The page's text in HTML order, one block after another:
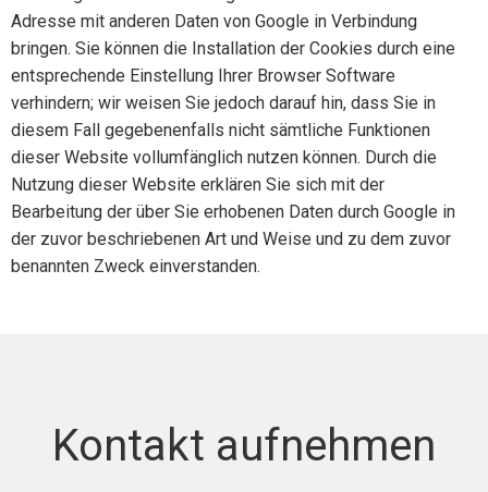
Adresse mit anderen Daten von Google in Verbindung
bringen. Sie können die Installation der Cookies durch eine
entsprechende Einstellung Ihrer Browser Software
verhindern; wir weisen Sie jedoch darauf hin, dass Sie in
diesem Fall gegebenenfalls nicht sämtliche Funktionen
dieser Website vollumfänglich nutzen können. Durch die
Nutzung dieser Website erklären Sie sich mit der
Bearbeitung der über Sie erhobenen Daten durch Google in
der zuvor beschriebenen Art und Weise und zu dem zuvor
benannten Zweck einverstanden.
Kontakt aufnehmen